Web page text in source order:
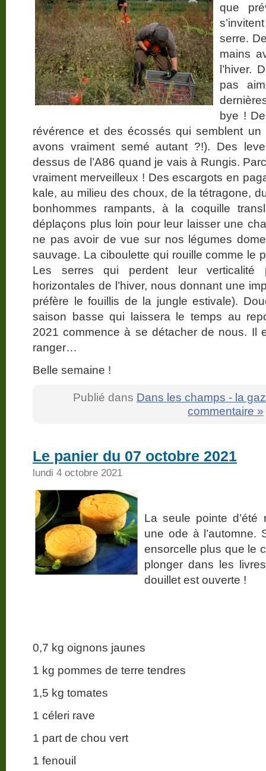
que
serre.
mains
l’hiver.
pas
bye !
révérence et des écossés qui semblent
avons vraiment semé autant ?!). Des
dessus de l’A86 quand je vais à Rungis.
vraiment merveilleux ! Des escargots en
kale, au milieu des choux, de la tétragone,
bonhommes rampants, à la coquille
déplaçons plus loin pour leur laisser une
ne pas avoir de vue sur nos légumes
sauvage. La ciboulette qui rouille comme le
Les serres qui perdent leur verticalité
horizontales de l’hiver, nous donnant une
préfère le fouillis de la jungle estivale).
saison basse qui laissera le temps au
2021 commence à se détacher de nous. Il
ranger…
Belle semaine !
Publié dans Dans les champs - la
commentaire »
Le panier du 07 octobre 2021
lundi 4 octobre 2021
La seule pointe
une ode à l’automne.
ensorcelle plus que le
plonger dans les
douillet est ouverte !
0,7 kg oignons jaunes
1 kg pommes de terre tendres
1,5 kg tomates
1 céleri rave
1 part de chou vert
1 fenouil